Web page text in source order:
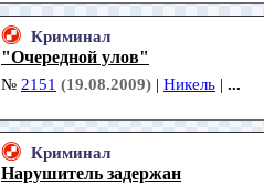
Криминал
"Очередной улов"
№ 2151 (19.08.2009) | Никель | ...
Криминал
Нарушитель задержан